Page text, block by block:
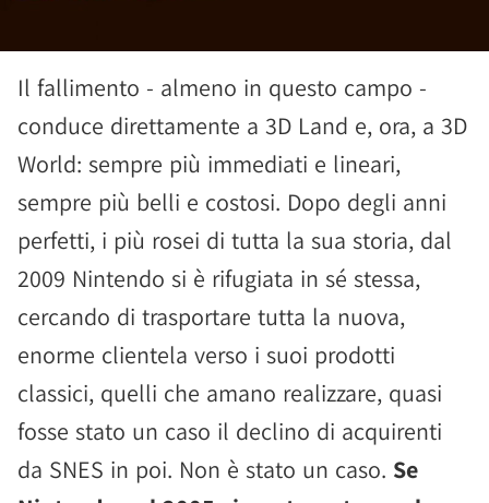
Il fallimento - almeno in questo campo -
conduce direttamente a 3D Land e, ora, a 3D
World: sempre più immediati e lineari,
sempre più belli e costosi. Dopo degli anni
perfetti, i più rosei di tutta la sua storia, dal
2009 Nintendo si è rifugiata in sé stessa,
cercando di trasportare tutta la nuova,
enorme clientela verso i suoi prodotti
classici, quelli che amano realizzare, quasi
fosse stato un caso il declino di acquirenti
da SNES in poi. Non è stato un caso. Se